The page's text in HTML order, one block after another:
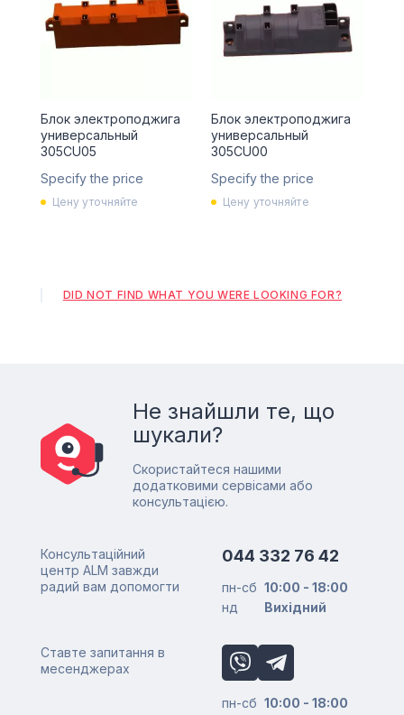
Блок электроподжига
универсальный
305CU05
Specify the price
Цену уточняйте
Блок электроподжига
универсальный
305CU00
Specify the price
Цену уточняйте
DID NOT FIND WHAT YOU WERE LOOKING FOR?
Не знайшли те, що
шукали?
Скористайтеся нашими
додатковими сервісами або
консультацією.
Консультаційний
центр ALM завжди
радий вам допомогти
044 332 76 42
пн-сб 10:00 - 18:00
нд
Вихідний
Ставте запитання в
месенджерах
пн-сб 10:00 - 18:00